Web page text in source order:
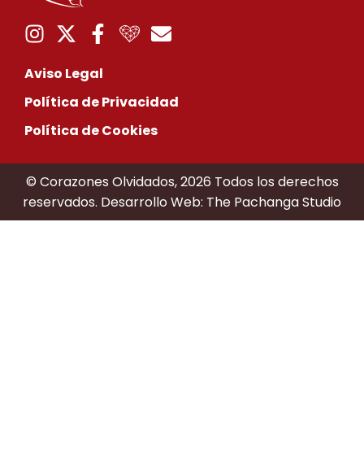
Aviso Legal
Política de Privacidad
Política de Cookies
© Corazones Olvidados, 2026 Todos los derechos
reservados. Desarrollo Web: The Pachanga Studio